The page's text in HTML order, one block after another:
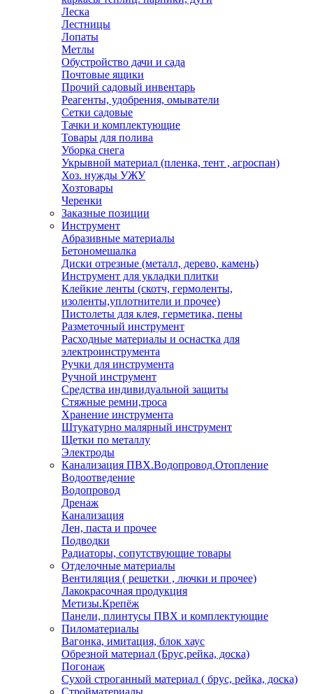
Леска
Лестницы
Лопаты
Метлы
Обустройство дачи и сада
Почтовые ящики
Прочий садовый инвентарь
Реагенты, удобрения, омыватели
Сетки садовые
Тачки и комплектующие
Товары для полива
Уборка снега
Укрывной материал (пленка, тент , агроспан)
Хоз. нужды УЖУ
Хозтовары
Черенки
Заказные позиции
Инструмент
Абразивные материалы
Бетономешалка
Диски отрезные (металл, дерево, камень)
Инструмент для укладки плитки
Клейкие ленты (скотч, гермоленты,
изоленты,уплотнители и прочее)
Пистолеты для клея, герметика, пены
Разметочный инструмент
Расходные материалы и оснастка для
электроинструмента
Ручки для инструмента
Ручной инструмент
Средства индивидуальной защиты
Стяжные ремни,троса
Хранение инструмента
Штукатурно малярный инструмент
Щетки по металлу
Электроды
Канализация ПВХ.Водопровод.Отопление
Водоотведение
Водопровод
Дренаж
Канализация
Лен, паста и прочее
Подводки
Радиаторы, сопутствующие товары
Отделочные материалы
Вентиляция ( решетки , лючки и прочее)
Лакокрасочная продукция
Метизы.Крепёж
Панели, плинтусы ПВХ и комплектующие
Пиломатериалы
Вагонка, имитация, блок хаус
Обрезной материал (Брус,рейка, доска)
Погонаж
Сухой строганный материал ( брус, рейка, доска)
Стройматериалы